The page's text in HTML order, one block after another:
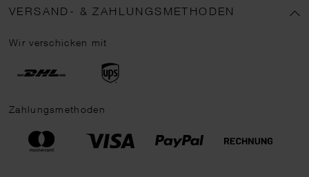
VERSAND- & ZAHLUNGSMETHODEN
Wir verschicken mit
Zahlungsmethoden